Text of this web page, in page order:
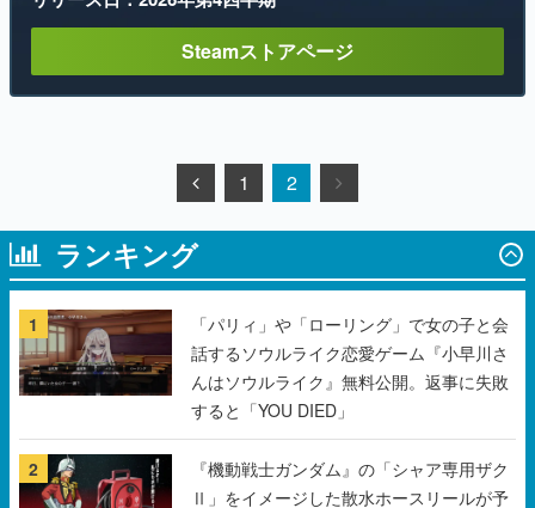
1 2
ランキング
1
「パリィ」や「ローリング」で女の子と会
話するソウルライク恋愛ゲーム『小早川さ
んはソウルライク』無料公開。返事に失敗
すると「YOU DIED」
2
『機動戦士ガンダム』の「シャア専用ザク
Ⅱ」をイメージした散水ホースリールが予
約開始。本体にはシャアのパーソナルマー
クやジオン公国軍のエンブレム、型式番号
などを配置